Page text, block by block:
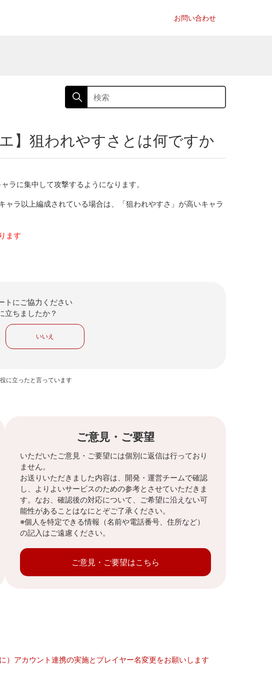
お問い合わせ
】狙われやすさとは何ですか
ラに集中して攻撃するようになります。
ラ以上編成されている場合は、「狙われやすさ」が高いキャラ
ます
トにご協力ください
立ちましたか？
いいえ
に立ったと言っています
ご意見・ご要望
いただいたご意見・ご要望には個別に返信は行っており
ません。
お送りいただきました内容は、開発・運営チームで確認
し、よりよいサービスのための参考とさせていただきま
す。なお、確認後の対応について、ご希望に沿えない可
能性があることはなにとぞご了承ください。
※個人を特定できる情報（名前や電話番号、住所など）
の記入はご遠慮ください。
ご意見・ご要望はこちら
）アカウント連携の実施とプレイヤー名変更をお願いします